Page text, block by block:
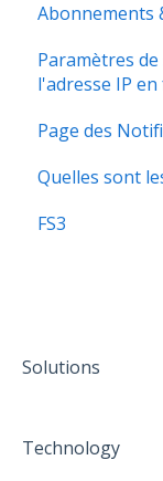
Abonnements
Paramètres
l'adresse IP
Page des
Quelles sont
FS3
Solutions
Technology